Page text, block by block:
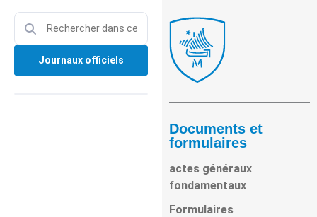
Journaux officiels
Documents et
formulaires
actes généraux
fondamentaux
Formulaires